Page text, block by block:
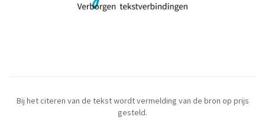
Bij het citeren van de tekst wordt vermelding van de bron op prijs
gesteld.